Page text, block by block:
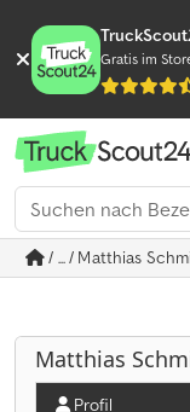
Gratis im
/ ... / Matthias
Matthias
Profil